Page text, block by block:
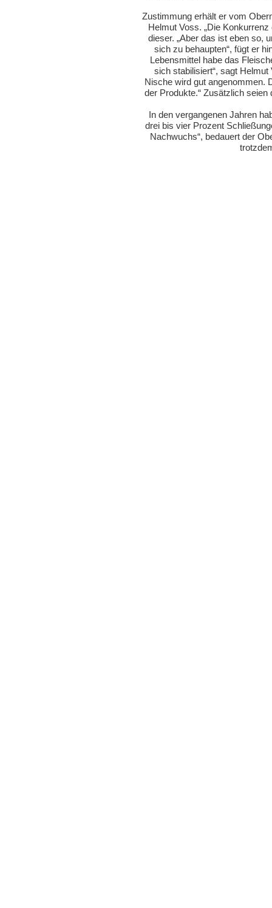
Zustimmung erhält er vom
Helmut Voss. „Die
dieser. „Aber das ist eben so,
sich zu behaupten“, fügt er
Lebensmittel habe das
sich stabilisiert“, sagt
Nische wird gut angenommen.
der Produkte.“ Zusätzlich
In den vergangenen Jahren
drei bis vier Prozent
Nachwuchs“, bedauert der